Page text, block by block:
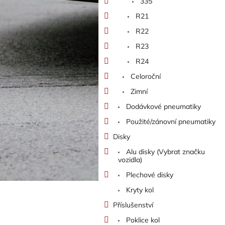
R21
R22
R23
R24
Celoroční
Zimní
Dodávkové pneumatiky
Použité/zánovní pneumatiky
Disky
Alu disky (Vybrat značku
vozidla)
Plechové disky
Kryty kol
Příslušenství
Poklice kol